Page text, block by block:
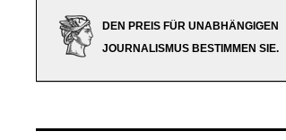
DEN PREIS FÜR UNABHÄNGIGEN
JOURNALISMUS BESTIMMEN SIE.